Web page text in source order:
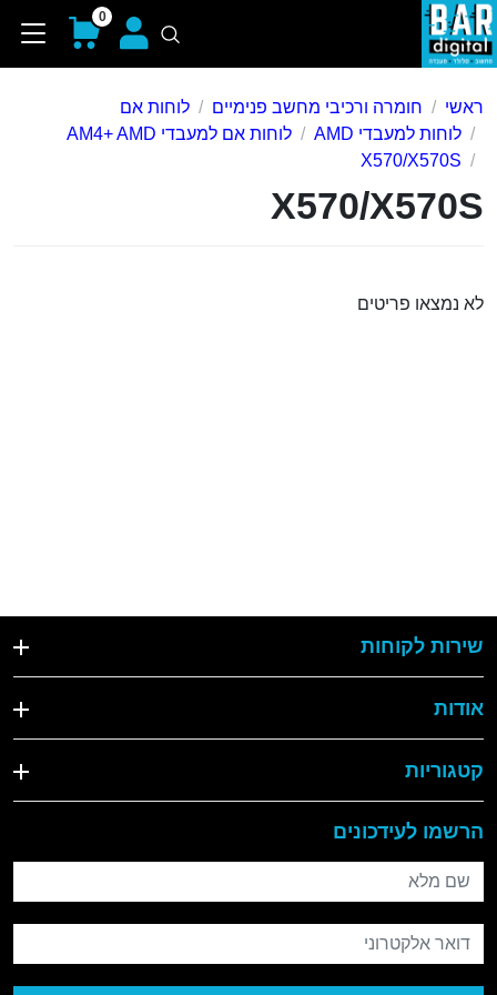
0
ראשי חומרה ורכיבי מחשב פנימיים
לוחות אם
לוחות למעבדי AMD
לוחות אם למעבדי AM4+ AMD
X570/X570S
X570/X570S
לא נמצאו פריטים
שירות לקוחות
אודות
קטגוריות
הרשמו לעידכונים
שם מלא
דואר אלקטרוני